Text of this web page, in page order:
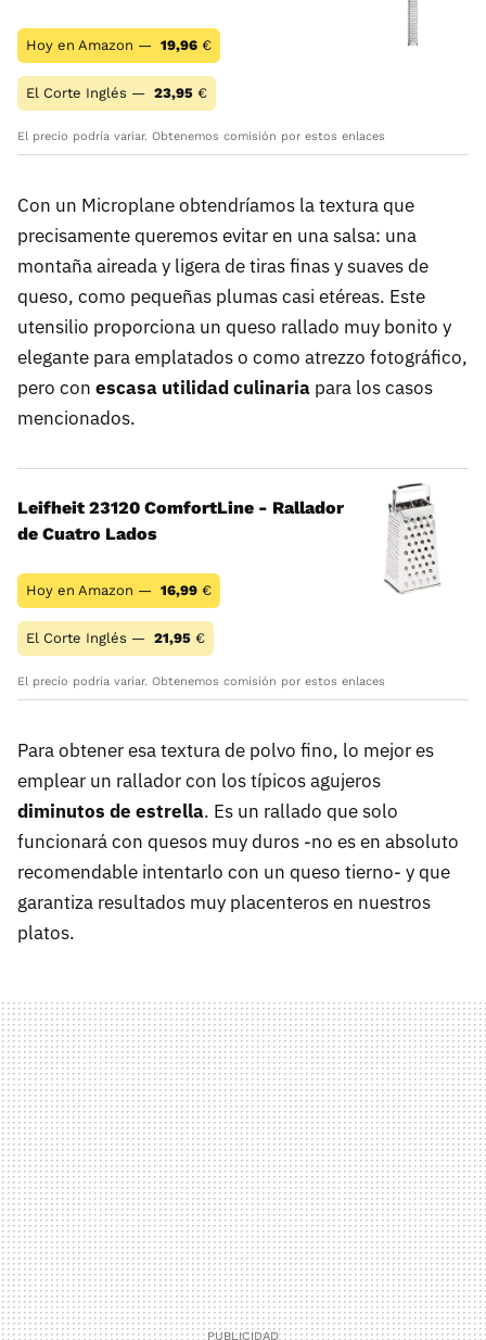
Hoy en Amazon — 19,96 €
El Corte Inglés — 23,95 €
El precio podría variar. Obtenemos comisión por estos enlaces
Con un Microplane obtendríamos la textura que
precisamente queremos evitar en una salsa: una
montaña aireada y ligera de tiras finas y suaves de
queso, como pequeñas plumas casi etéreas. Este
utensilio proporciona un queso rallado muy bonito y
elegante para emplatados o como atrezzo fotográfico,
pero con escasa utilidad culinaria para los casos
mencionados.
Leifheit 23120 ComfortLine - Rallador
de Cuatro Lados
Hoy en Amazon — 16,99 €
El Corte Inglés — 21,95 €
El precio podría variar. Obtenemos comisión por estos enlaces
Para obtener esa textura de polvo fino, lo mejor es
emplear un rallador con los típicos agujeros
diminutos de estrella. Es un rallado que solo
funcionará con quesos muy duros -no es en absoluto
recomendable intentarlo con un queso tierno- y que
garantiza resultados muy placenteros en nuestros
platos.